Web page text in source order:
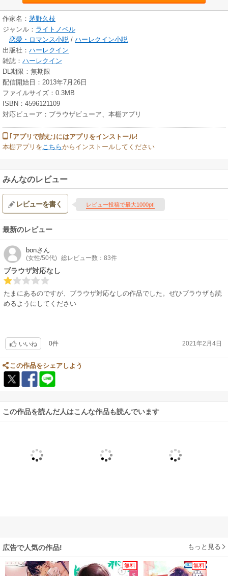
作家名： 茅野久枝
ジャンル： ライトノベル
恋愛・ロマンス小説 / ハーレクイン小説
出版社： ハーレクイン
雑誌： ハーレクイン
DL期限：無期限
配信開始日：2013年7月26日
ファイルサイズ：0.3MB
ISBN：4596121109
対応ビューア：ブラウザビューア、本棚アプリ
｢アプリで読む｣にはアプリをインストール!
本棚アプリを こちらからインストールしてください
みんなのレビュー
レビューを書く レビュー投稿で最大1000pt!
最新のレビュー
bonさん
(女性/50代) 総レビュー数：83件
ブラウザ対応なし
たまにあるのですが、ブラウザ対応なしの作品でした。ぜひブラウザも読
めるようにしてください
いいね 0件 2021年2月4日
この作品をシェアしよう
この作品を読んだ人はこんな作品も読んでいます
広告で人気の作品! もっと見る
無料 無料